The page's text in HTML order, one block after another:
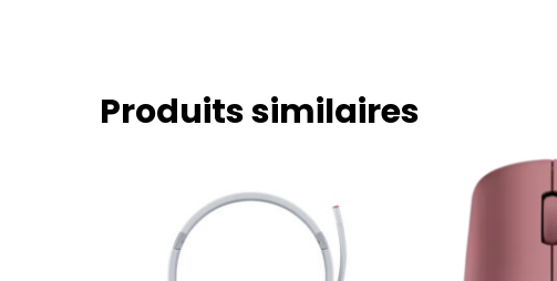
Produits similaires